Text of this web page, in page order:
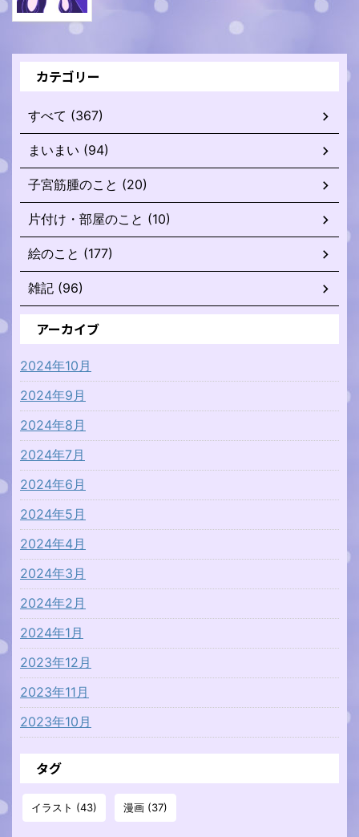
カテゴリー
すべて (367)
まいまい (94)
子宮筋腫のこと (20)
片付け・部屋のこと (10)
絵のこと (177)
雑記 (96)
アーカイブ
2024年10月
2024年9月
2024年8月
2024年7月
2024年6月
2024年5月
2024年4月
2024年3月
2024年2月
2024年1月
2023年12月
2023年11月
2023年10月
タグ
イラスト (43) 漫画 (37)